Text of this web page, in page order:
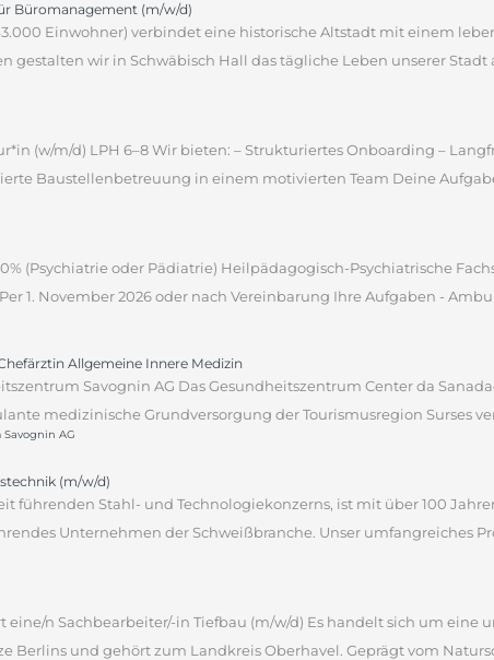
Büromanagement (m/w/d)
Einwohner) verbindet eine historische Altstadt mit einem
gestalten wir in Schwäbisch Hall das tägliche Leben unserer
(w/m/d) LPH 6–8 Wir bieten: – Strukturiertes Onboarding –
Baustellenbetreuung in einem motivierten Team Deine
(Psychiatrie oder Pädiatrie) Heilpädagogisch-Psychiatrische
1. November 2026 oder nach Vereinbarung Ihre Aufgaben -
Allgemeine Innere Medizin
Savognin AG Das Gesundheitszentrum Center da
medizinische Grundversorgung der Tourismusregion Surses
AG
(m/w/d)
führenden Stahl- und Technologiekonzerns, ist mit über 100
Unternehmen der Schweißbranche. Unser umfangreiches
n Sachbearbeiter/-in Tiefbau (m/w/d) Es handelt sich um eine
Berlins und gehört zum Landkreis Oberhavel. Geprägt vom